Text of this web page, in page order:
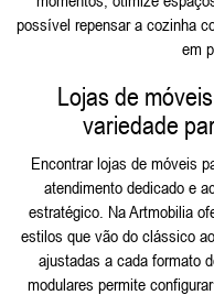
possível repensar a cozinha
em
Lojas de
variedade
Encontrar lojas de móveis
atendimento dedicado e
estratégico. Na Artmobilia
estilos que vão do clássico
ajustadas a cada formato
modulares permite